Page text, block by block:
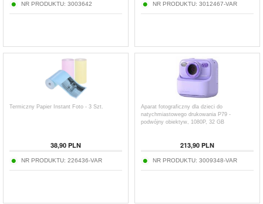
NR PRODUKTU: 3003642 NR PRODUKTU: 3012467-VAR
Termiczny Papier Instant Foto - 3 Szt.
38,90 PLN
NR PRODUKTU: 226436-VAR
Aparat fotograficzny dla dzieci do
natychmiastowego drukowania P79 -
podwójny obiektyw, 1080P, 32 GB
213,90 PLN
NR PRODUKTU: 3009348-VAR